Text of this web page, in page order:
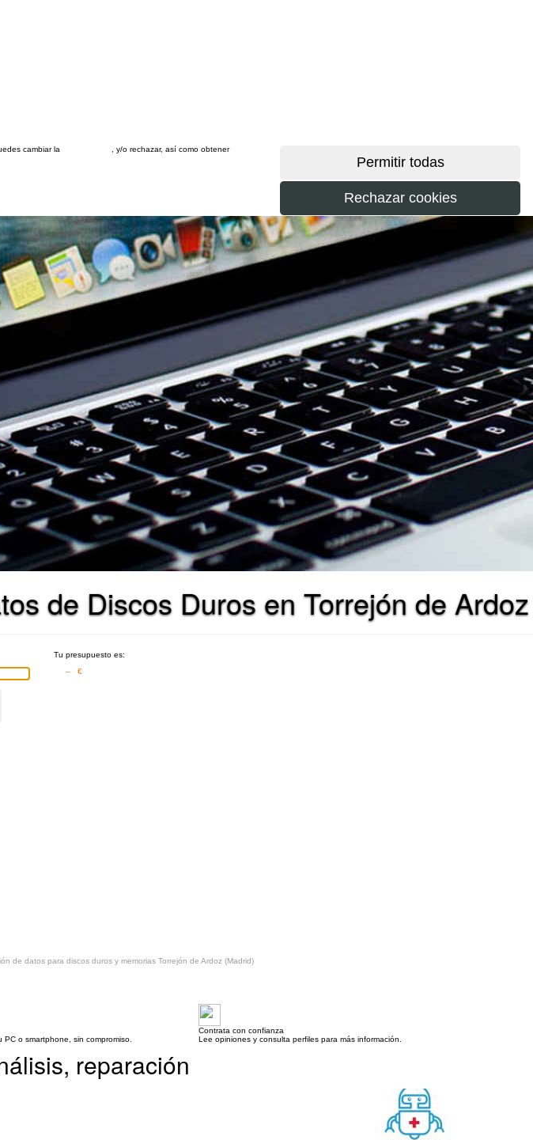
cambiar la
, y/o rechazar, así como obtener
de Discos Duros en Torrejón de Ardoz
Tu presupuesto es:
– €
de datos para discos duros y memorias Torrejón de Ardoz (Madrid)
o smartphone, sin compromiso.
Contrata con confianza
Lee opiniones y consulta perfiles para más información.
reparación